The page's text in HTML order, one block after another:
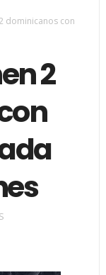
dominicanos con
2